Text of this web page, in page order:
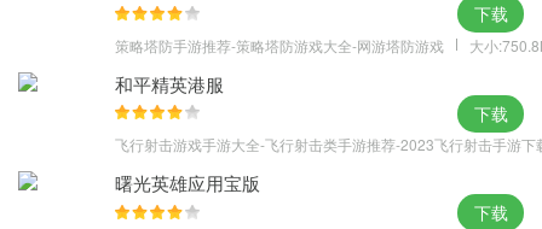
策略塔防手游推荐-策略塔防游戏大全-网游塔防游戏 大小
下载
和平精英港服
飞行射击游戏手游大全-飞行射击类手游推荐-2023飞行射击手游下
下载
曙光英雄应用宝版
下载